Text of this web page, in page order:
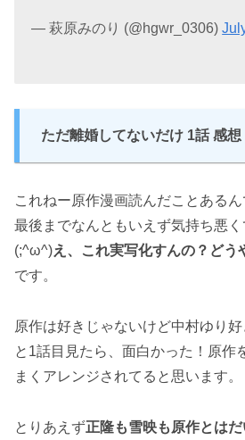
— 萩原みのり (@hgwr_0306)
ただ離婚してないだけ 1話 感想
これねー原作漫画読んだことある
最後までなんともいえず気持ち悪
(;^ω^)え、これ実写化すんの？どう
です。
原作は好きじゃないけど中村ゆり
と1話目見たら、面白かった！原作
まくアレンジされてると思います。
とりあえず正隆も雪映も原作とは